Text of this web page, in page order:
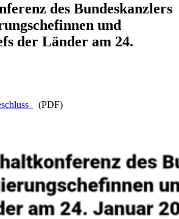
des Bundeskanzlers
und
der Länder am 24.
(PDF)